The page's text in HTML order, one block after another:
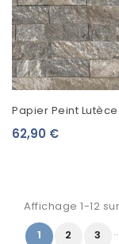
Papier Peint
Cuisine 3 Brique Gris
62,90 €
Affichage 1-12
1
2 3 …